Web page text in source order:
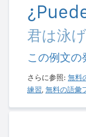
君は泳
この例文の
さらに参照: 無料
練習, 無料の語彙